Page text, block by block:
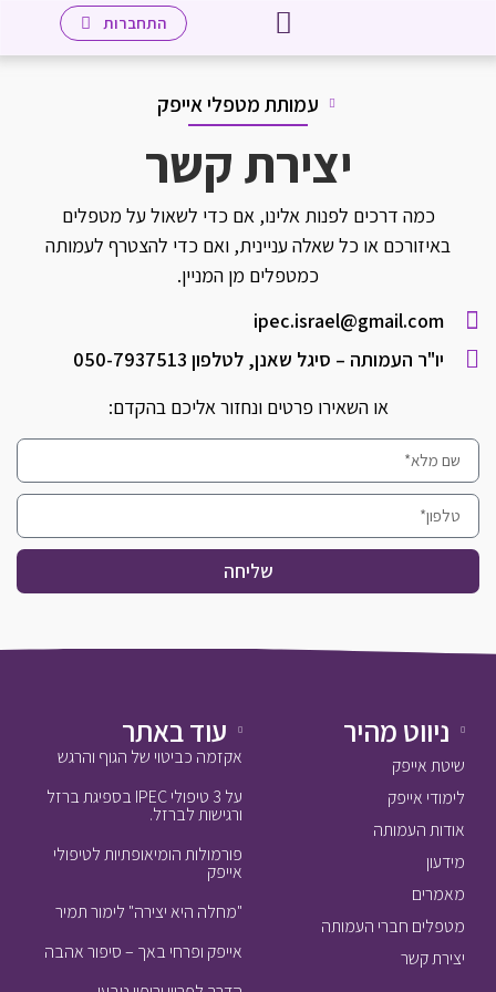
התחברות
עמותת מטפלי אייפק
יצירת קשר
כמה דרכים לפנות אלינו, אם כדי לשאול על מטפלים
באיזורכם או כל שאלה עניינית, ואם כדי להצטרף לעמותה
כמטפלים מן המניין.
ipec.israel@gmail.com
יו"ר העמותה – סיגל שאנן, לטלפון 050-7937513
או השאירו פרטים ונחזור אליכם בהקדם:
שליחה
ניווט מהיר
שיטת אייפק
לימודי אייפק
אודות העמותה
מידעון
מאמרים
מטפלים חברי העמותה
יצירת קשר
עוד באתר
אקזמה כביטוי של הגוף והרגש
על 3 טיפולי IPEC בספיגת ברזל
ורגישות לברזל.
פורמולות הומיאופתיות לטיפולי
אייפק
"מחלה היא יצירה" לימור תמיר
אייפק ופרחי באך – סיפור אהבה